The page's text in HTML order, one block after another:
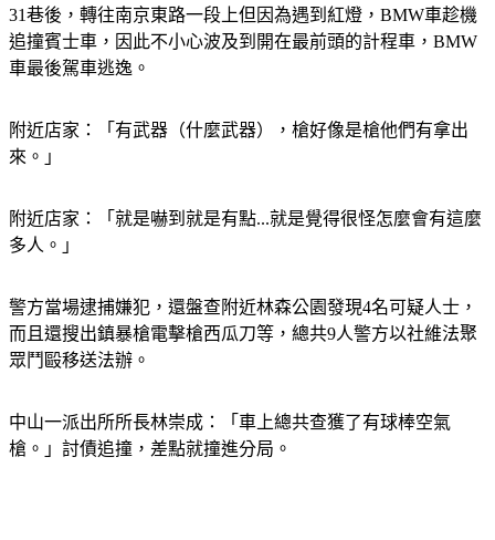
31巷後，轉往南京東路一段上但因為遇到紅燈，BMW車趁機
追撞賓士車，因此不小心波及到開在最前頭的計程車，BMW
車最後駕車逃逸。
附近店家：「有武器（什麼武器），槍好像是槍他們有拿出
來。」
附近店家：「就是嚇到就是有點...就是覺得很怪怎麼會有這麼
多人。」
警方當場逮捕嫌犯，還盤查附近林森公園發現4名可疑人士，
而且還搜出鎮暴槍電擊槍西瓜刀等，總共9人警方以社維法聚
眾鬥毆移送法辦。
中山一派出所所長林崇成：「車上總共查獲了有球棒空氣
槍。」討債追撞，差點就撞進分局。